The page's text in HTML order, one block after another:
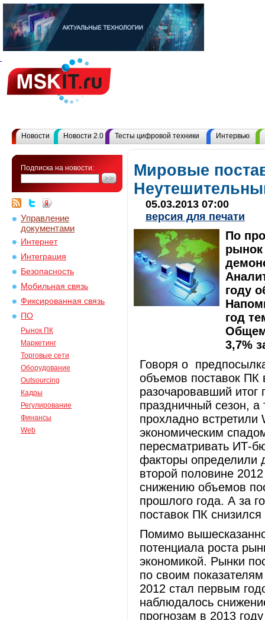
Новости Новости 2.0 Тесты цифровой техники Интервью
Подписка на новости:
Управление
документами
Интернет
Интеграция
Безопасность
Мобильная связь
Фиксированная связь
ПО
Рынок ПК
Маркетинг
Торговые сети
Оборудование
Outsourcing
Кадры
Регулирование
Финансы
Web
Мировые
05.03.2013 07:00
версия для печати
По
рынок
году
год
3,7%
Говоря о
объемов поставок ПК
разочаровавший
праздничный сезон, а
прохладно
экономическим
пересматривать ИТ-
факторы определили
второй половине
снижению объемов
прошлого года. А за
поставок ПК
Помимо
потенциала роста
экономикой. Рынки
по своим
2012 стал первым
наблюдалось
прогнозам в 2013